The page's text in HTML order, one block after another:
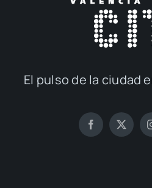
El pul­so de la ciu­dad